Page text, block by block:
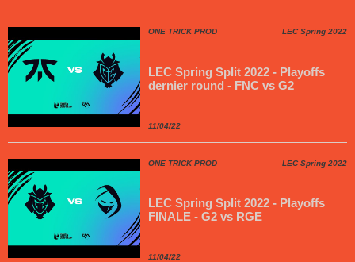
ONE TRICK PROD LEC Spring 2022
LEC Spring Split 2022 - Playoffs
dernier round - FNC vs G2
11/04/22
ONE TRICK PROD LEC Spring 2022
LEC Spring Split 2022 - Playoffs
FINALE - G2 vs RGE
11/04/22